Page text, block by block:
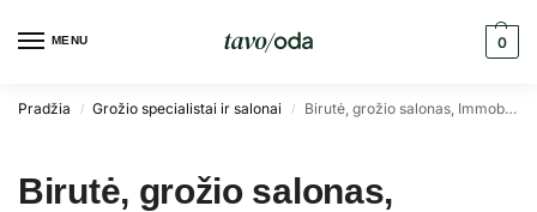
MENU 0
Pradžia / Grožio specialistai ir salonai / Birutė, grožio salonas, Immobilita
Birutė, grožio salonas,